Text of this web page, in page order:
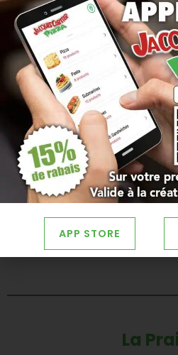
Brossard -
1155 Boulevard Rome,
450-
MENU
COMMANDE
La
APP STORE